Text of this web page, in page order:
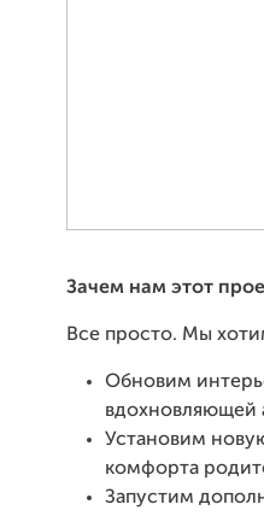
Зачем нам этот
Все просто. Мы
Обновим
вдохновляющей
Установим
комфорта
Запустим